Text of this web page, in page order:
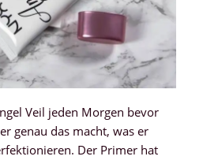
Veil jeden Morgen bevor
genau das macht, was er
Der Primer hat